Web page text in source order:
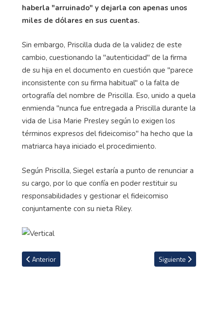
haberla "arruinado" y dejarla con apenas unos
miles de dólares en sus cuentas.
Sin embargo, Priscilla duda de la validez de este
cambio, cuestionando la "autenticidad" de la firma
de su hija en el documento en cuestión que "parece
inconsistente con su firma habitual" o la falta de
ortografía del nombre de Priscilla. Eso, unido a quela
enmienda "nunca fue entregada a Priscilla durante la
vida de Lisa Marie Presley según lo exigen los
términos expresos del fideicomiso" ha hecho que la
matriarca haya iniciado el procedimiento.
Según Priscilla, Siegel estaría a punto de renunciar a
su cargo, por lo que confía en poder restituir su
responsabilidades y gestionar el fideicomiso
conjuntamente con su nieta Riley.
Artículo anterior: David Beckham sorprende a su admiradora
Anterior Artículo siguiente:
Siguiente